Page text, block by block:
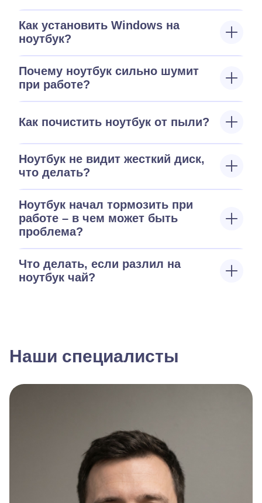
Как установить Windows на
ноутбук?
Почему ноутбук сильно шумит
при работе?
Как почистить ноутбук от пыли?
Ноутбук не видит жесткий диск,
что делать?
Ноутбук начал тормозить при
работе – в чем может быть
проблема?
Что делать, если разлил на
ноутбук чай?
Наши специалисты